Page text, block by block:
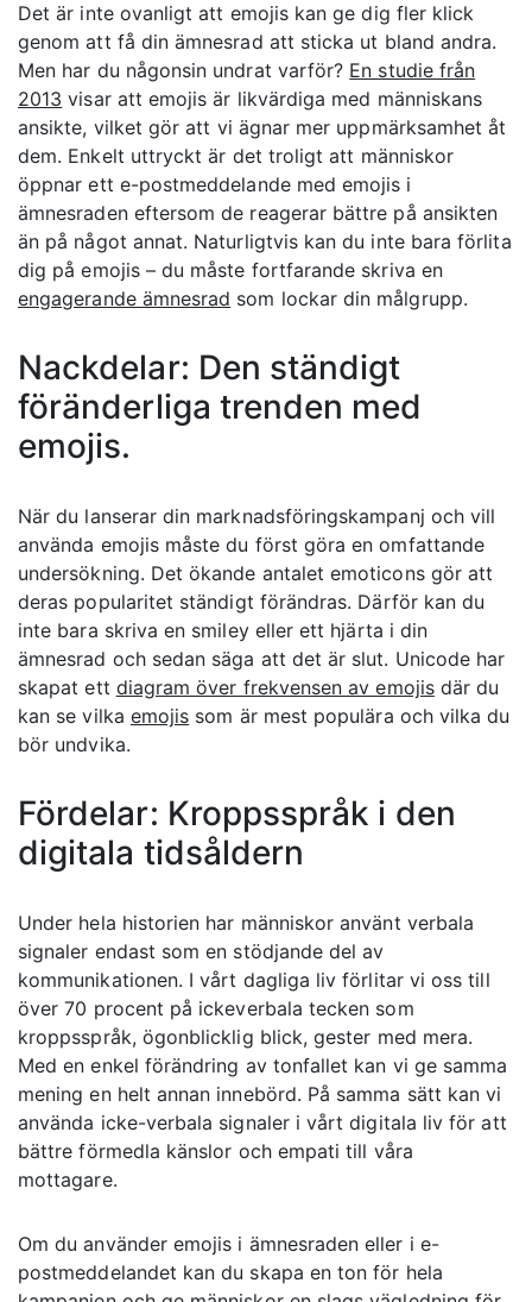
Det är inte ovanligt att emojis kan ge dig fler klick
genom att få din ämnesrad att sticka ut bland andra.
Men har du någonsin undrat varför? En studie från
2013 visar att emojis är likvärdiga med människans
ansikte, vilket gör att vi ägnar mer uppmärksamhet åt
dem. Enkelt uttryckt är det troligt att människor
öppnar ett e-postmeddelande med emojis i
ämnesraden eftersom de reagerar bättre på ansikten
än på något annat. Naturligtvis kan du inte bara förlita
dig på emojis – du måste fortfarande skriva en
engagerande ämnesrad som lockar din målgrupp.
Nackdelar: Den ständigt
föränderliga trenden med
emojis.
När du lanserar din marknadsföringskampanj och vill
använda emojis måste du först göra en omfattande
undersökning. Det ökande antalet emoticons gör att
deras popularitet ständigt förändras. Därför kan du
inte bara skriva en smiley eller ett hjärta i din
ämnesrad och sedan säga att det är slut. Unicode har
skapat ett diagram över frekvensen av emojisdär du
kan se vilka emojis som är mest populära och vilka du
bör undvika.
Fördelar: Kroppsspråk i den
digitala tidsåldern
Under hela historien har människor använt verbala
signaler endast som en stödjande del av
kommunikationen. I vårt dagliga liv förlitar vi oss till
över 70 procent på ickeverbala tecken som
kroppsspråk, ögonblicklig blick, gester med mera.
Med en enkel förändring av tonfallet kan vi ge samma
mening en helt annan innebörd. På samma sätt kan vi
använda icke-verbala signaler i vårt digitala liv för att
bättre förmedla känslor och empati till våra
mottagare.
Om du använder emojis i ämnesraden eller i e-
postmeddelandet kan du skapa en ton för hela